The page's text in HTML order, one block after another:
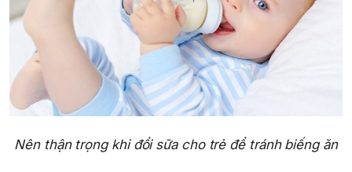
Nên thận trọng khi đổi sữa cho trẻ để tránh biếng ăn